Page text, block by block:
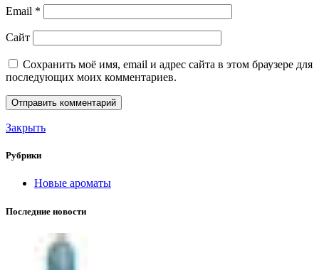
Email *
Сайт
Сохранить моё имя, email и адрес сайта в этом браузере для
последующих моих комментариев.
Закрыть
Рубрики
Новые ароматы
Последние новости